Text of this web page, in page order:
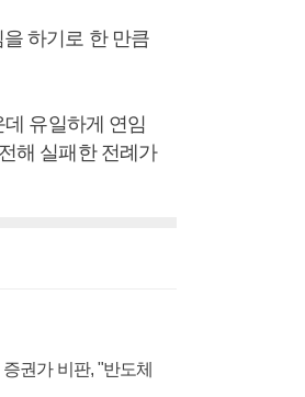
하기로 한 만큼
유일하게 연임
해 실패한 전례가
권가 비판, "반도체